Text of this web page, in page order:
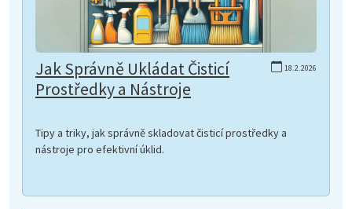
18.2.2026
Jak Správně Ukládat Čisticí
Prostředky a Nástroje
Tipy a triky, jak správně skladovat čisticí prostředky a
nástroje pro efektivní úklid.